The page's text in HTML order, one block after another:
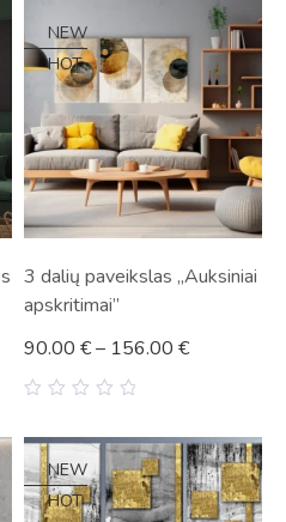
NEW
HOT
3 dalių paveikslas „Auksiniai
apskritimai”
of
90.00 €– 156.00 €
NEW
HOT